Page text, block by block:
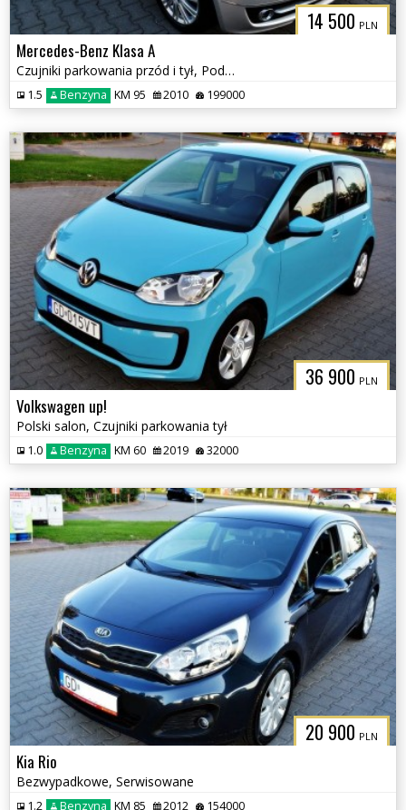
14 500 PLN
Mercedes-Benz Klasa A
Czujniki parkowania przód i tył, Podgrzewane fotele
1.5 Benzyna KM 95 2010 199000
36 900 PLN
Volkswagen up!
Polski salon, Czujniki parkowania tył
1.0 Benzyna KM 60 2019 32000
20 900 PLN
Kia Rio
Bezwypadkowe, Serwisowane
1.2 Benzyna KM 85 2012 154000